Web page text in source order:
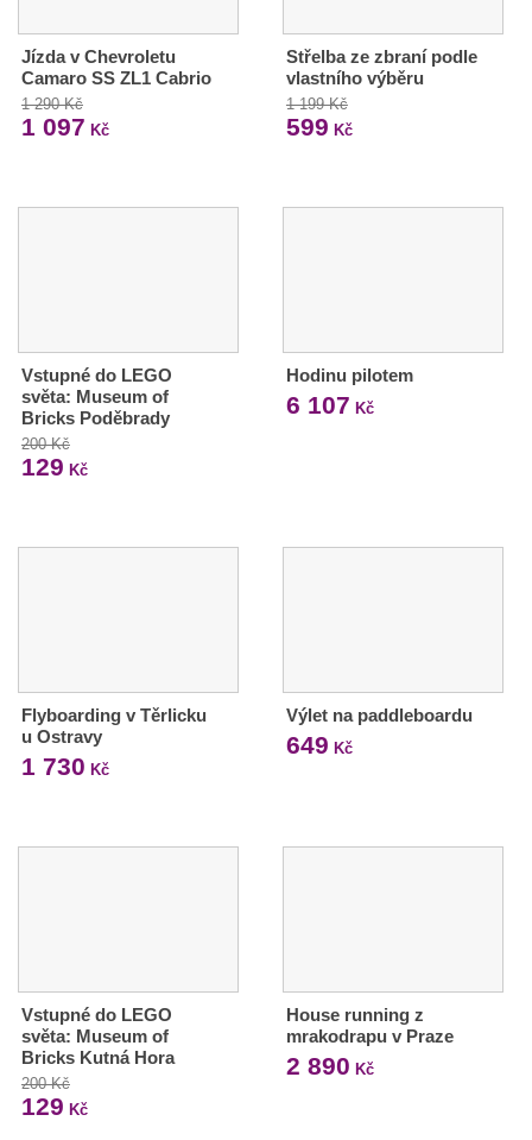
Jízda v Chevroletu
Camaro SS ZL1 Cabrio
1 290 Kč
1 097 Kč
Střelba ze zbraní podle
vlastního výběru
1 199 Kč
599 Kč
Vstupné do LEGO
světa: Museum of
Bricks Poděbrady
200 Kč
129 Kč
Hodinu pilotem
6 107 Kč
Flyboarding v Těrlicku
u Ostravy
1 730 Kč
Výlet na paddleboardu
649 Kč
Vstupné do LEGO
světa: Museum of
Bricks Kutná Hora
200 Kč
129 Kč
House running z
mrakodrapu v Praze
2 890 Kč